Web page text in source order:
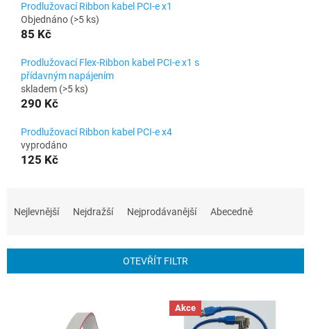
Prodlužovací Ribbon kabel PCI-e x1
Objednáno (>5 ks)
85 Kč
Prodlužovací Flex-Ribbon kabel PCI-e x1 s
přídavným napájením
skladem (>5 ks)
290 Kč
Prodlužovací Ribbon kabel PCI-e x4
vyprodáno
125 Kč
í
Nejlevnější Nejdražší Nejprodávanější Abecedně
OTEVŘÍT FILTR
Akce